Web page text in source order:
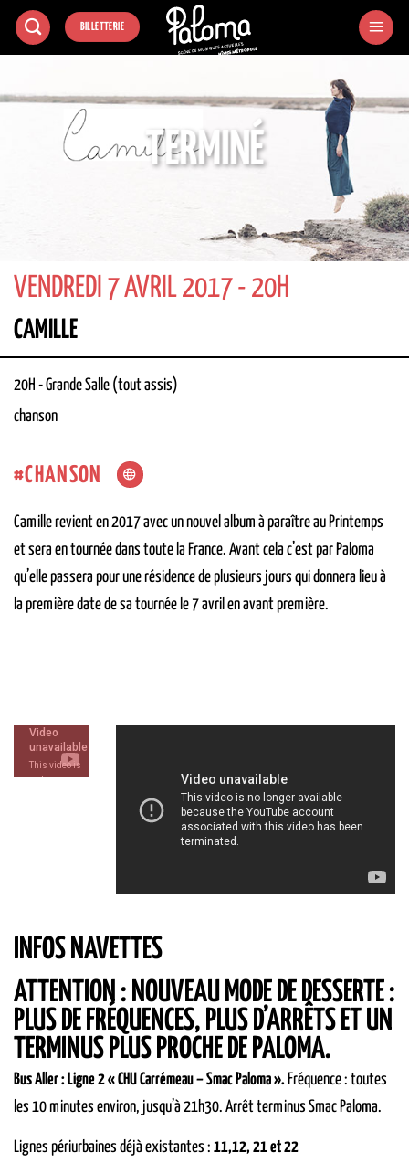
Passer
BILLETTERIE
TERMINÉ
VENDREDI 7 AVRIL 2017 - 20H
CAMILLE
20H -Grande Salle (tout assis)
chanson
CHANSON
Camille revient en 2017 avec un nouvel album à paraître au Printemps
et sera en tournée dans toute la France. Avant cela c’est par Paloma
qu’elle passera pour une résidence de plusieurs jours qui donnera lieu à
la première date de sa tournée le 7 avril en avant première.
INFOS NAVETTES
ATTENTION : NOUVEAU MODE DE DESSERTE :
PLUS DE FRÉQUENCES, PLUS D’ARRÊTS ET UN
TERMINUS PLUS PROCHE DE PALOMA.
BusAller : Ligne 2« CHU Carrémeau –Smac Paloma ». Fréquence : toutes
les 10 minutes environ, jusqu’à 21h30. Arrêt terminus Smac Paloma.
Lignes périurbaines déjà existantes : 11,12, 21 et 22